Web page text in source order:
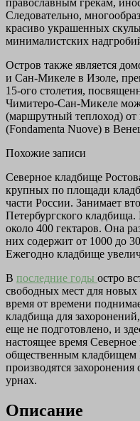
православным грекам,
Следовательно,
красиво украшенных
минималистских
Остров также является
и Сан-Микеле в Изоле,
15-ого столетия,
Чимитеро-Сан-Микеле
(маршрутный теплоход)
(Fondamenta Nuove) в
Похожие записи
Северное кладбище
крупных по площади
части России. Занимает
Петербургского
около 400 гектаров. Она
них содержит от 1000 до
Ежегодно кладбище
В последние годы остро
свободных мест для новых
время от времени
кладбища для
еще не подготовлено, и
настоящее время
общественным кладбищем
производятся
урнах.
Описание